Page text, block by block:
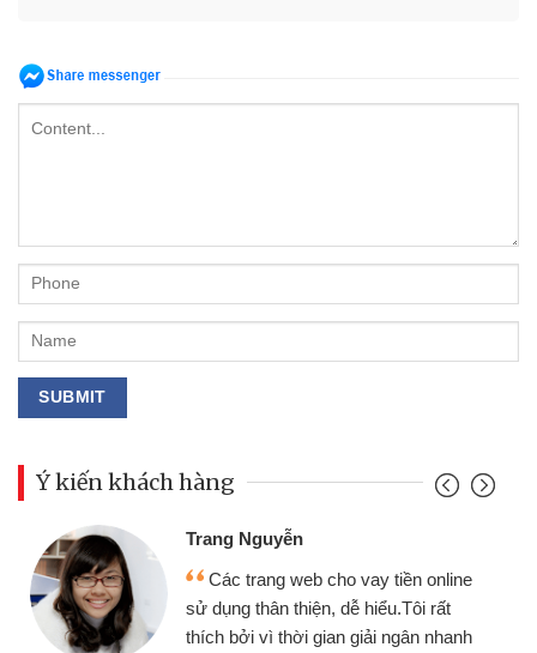
Ý kiến khách hàng
Trang Nguyễn
Các trang web cho vay tiền online
sử dụng thân thiện, dễ hiểu.Tôi rất
thích bởi vì thời gian giải ngân nhanh